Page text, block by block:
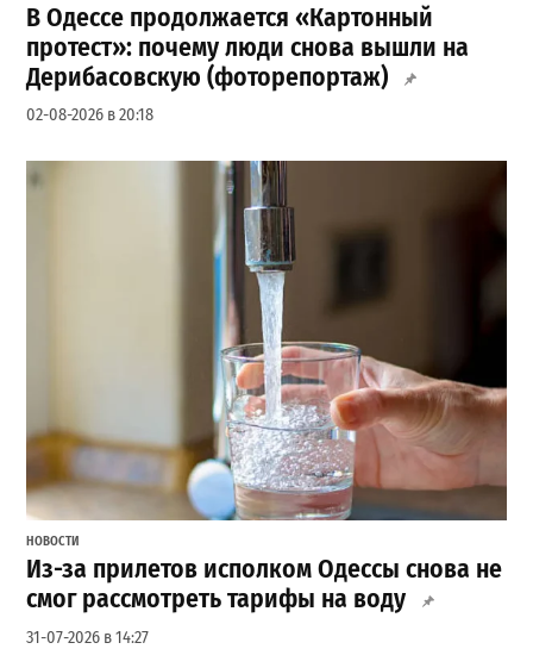
В Одессе продолжается «Картонный
протест»: почему люди снова вышли на
Дерибасовскую (фоторепортаж)
02-08-2026 в 20:18
НОВОСТИ
Из-за прилетов исполком Одессы снова не
смог рассмотреть тарифы на воду
31-07-2026 в 14:27